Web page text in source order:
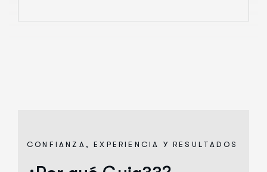
CONFIANZA, EXPERIENCIA Y RESULTADOS